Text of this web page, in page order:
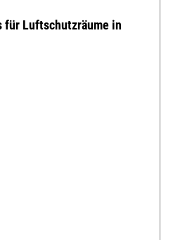
für Luftschutzräume in